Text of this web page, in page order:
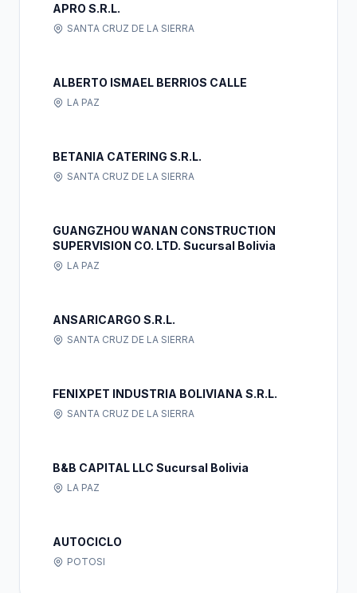
APRO S.R.L.
SANTA CRUZ DE LA SIERRA
ALBERTO ISMAEL BERRIOS CALLE
LA PAZ
BETANIA CATERING S.R.L.
SANTA CRUZ DE LA SIERRA
GUANGZHOU WANAN CONSTRUCTION
SUPERVISION CO. LTD. Sucursal Bolivia
LA PAZ
ANSARICARGO S.R.L.
SANTA CRUZ DE LA SIERRA
FENIXPET INDUSTRIA BOLIVIANA S.R.L.
SANTA CRUZ DE LA SIERRA
B&B CAPITAL LLC Sucursal Bolivia
LA PAZ
AUTOCICLO
POTOSI